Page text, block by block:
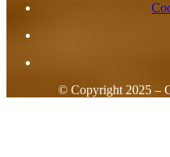
© Copyright 2025 –